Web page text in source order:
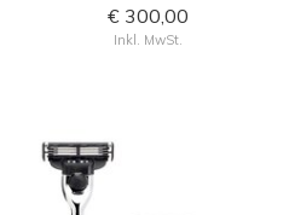
€ 300,00
Inkl. MwSt.